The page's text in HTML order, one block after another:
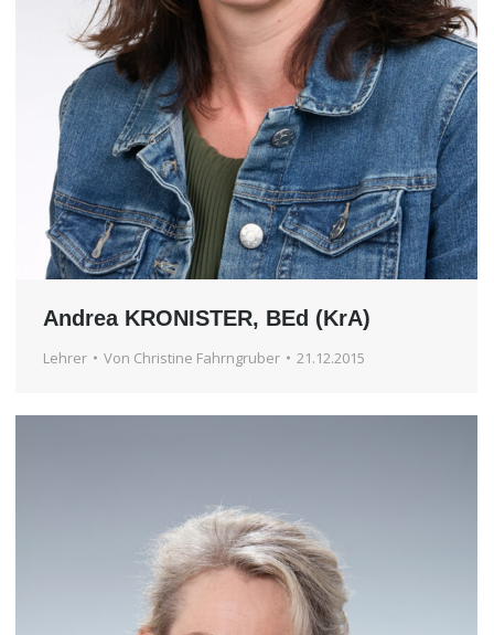
Andrea KRONISTER, BEd (KrA)
Lehrer Von Christine Fahrngruber 21.12.2015